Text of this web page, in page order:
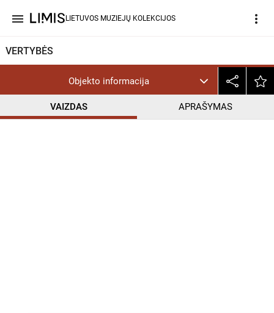
menu LIETUVOS MUZIEJŲ KOLEKCIJOS more_vert
VERTYBĖS
Objekto informacija
VAIZDAS APRAŠYMAS